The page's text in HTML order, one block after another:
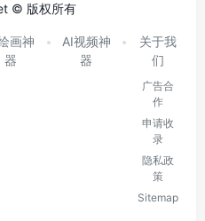
© 版权所有
画神
器
AI视频神
器
关于我
们
广告合
作
申请收
录
隐私政
策
Sitemap